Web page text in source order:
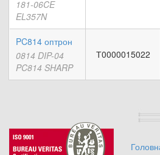
181-06CE
EL357N
PC814 оптрон
0814 DIP-04
PC814 SHARP
Т0000015022